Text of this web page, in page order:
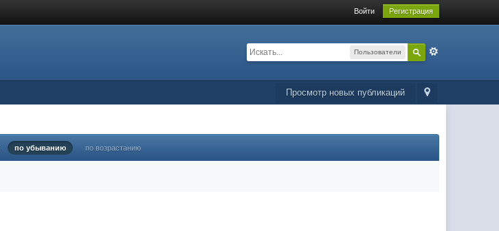
Войти Регистрация
Пользователи
Просмотр новых публикаций
по убыванию по возрастанию